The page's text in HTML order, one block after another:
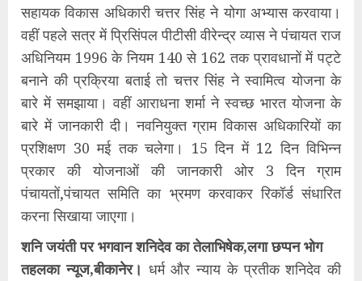
सहायक विकास अधिकारी चत्तर सिंह ने योगा अभ्यास करवाया।
वहीं पहले सत्र में प्रिसिंपल पीटीसी वीरेन्द्र व्यास ने पंचायत राज
अधिनियम 1996 के नियम 140 से 162 तक प्रावधानों में पट्टे
बनाने की प्रक्रिया बताई तो चत्तर सिंह ने स्वामित्व योजना के
बारे में समझाया। वहीं आराधना शर्मा ने स्वच्छ भारत योजना के
बारे में जानकारी दी। नवनियुक्त ग्राम विकास अधिकारियों का
प्रशिक्षण 30 मई तक चलेगा। 15 दिन में 12 दिन विभिन्न
प्रकार की योजनाओं की जानकारी ओर 3 दिन ग्राम
पंचायतों,पंचायत समिति का भ्रमण करवाकर रिकॉर्ड संधारित
करना सिखाया जाएगा।
शनि जयंती पर भगवान शनिदेव का तेलाभिषेक,लगा छप्पन भोग
तहलका न्यूज,बीकानेर। धर्म और न्याय के प्रतीक शनिदेव की